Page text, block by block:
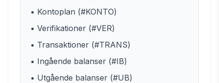
• Kontoplan (#KONTO)
• Verifikationer (#VER)
• Transaktioner (#TRANS)
• Ingående balanser (#IB)
• Utgående balanser (#UB)